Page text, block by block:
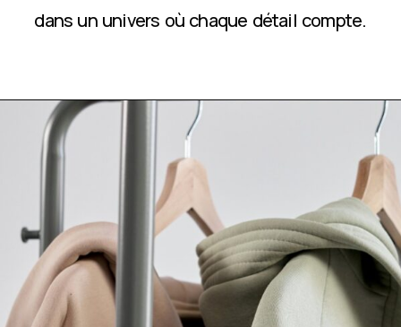
dans un univers où chaque détail compte.